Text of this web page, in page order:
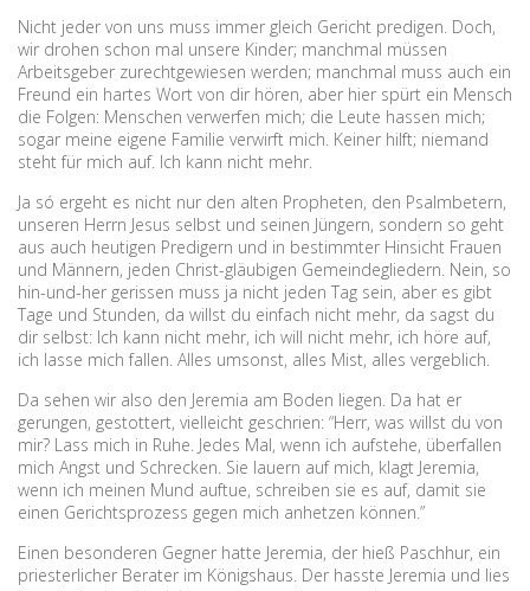
Nicht jeder von uns muss immer gleich Gericht predigen. Doch,
wir drohen schon mal unsere Kinder; manchmal müssen
Arbeitsgeber zurechtgewiesen werden; manchmal muss auch ein
Freund ein hartes Wort von dir hören, aber hier spürt ein Mensch
die Folgen: Menschen verwerfen mich; die Leute hassen mich;
sogar meine eigene Familie verwirft mich. Keiner hilft; niemand
steht für mich auf. Ich kann nicht mehr.
Ja só ergeht es nicht nur den alten Propheten, den Psalmbetern,
unseren Herrn Jesus selbst und seinen Jüngern, sondern so geht
aus auch heutigen Predigern und in bestimmter Hinsicht Frauen
und Männern, jeden Christ-gläubigen Gemeindegliedern. Nein, so
hin-und-her gerissen muss ja nicht jeden Tag sein, aber es gibt
Tage und Stunden, da willst du einfach nicht mehr, da sagst du
dir selbst: Ich kann nicht mehr, ich will nicht mehr, ich höre auf,
ich lasse mich fallen. Alles umsonst, alles Mist, alles vergeblich.
Da sehen wir also den Jeremia am Boden liegen. Da hat er
gerungen, gestottert, vielleicht geschrien: “Herr, was willst du von
mir? Lass mich in Ruhe. Jedes Mal, wenn ich aufstehe, überfallen
mich Angst und Schrecken. Sie lauern auf mich, klagt Jeremia,
wenn ich meinen Mund auftue, schreiben sie es auf, damit sie
einen Gerichtsprozess gegen mich anhetzen können.”
Einen besonderen Gegner hatte Jeremia, der hieß Paschhur, ein
priesterlicher Berater im Königshaus. Der hasste Jeremia und lies